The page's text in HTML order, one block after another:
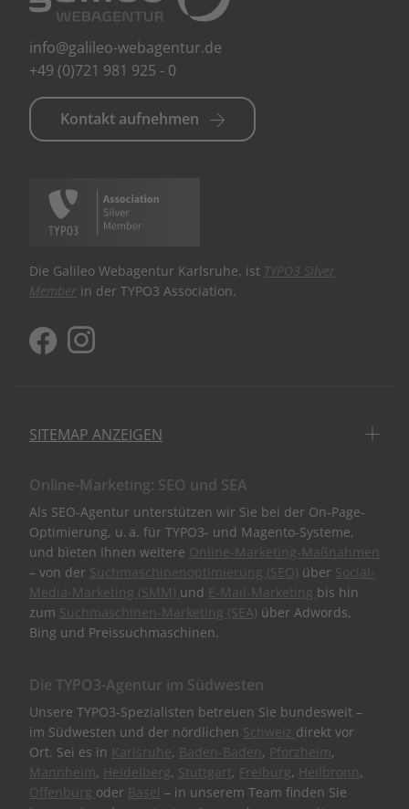
info@galileo-webagentur.de
+49 (0)721 981 925 - 0
Kontakt aufnehmen
Die Galileo Webagentur Karlsruhe, ist TYPO3 Silver
Member in der TYPO3 Association.
SITEMAP ANZEIGEN
Online-Marketing: SEO und SEA
Als SEO-Agentur unterstützen wir Sie bei der On-Page-
Optimierung, u. a. für TYPO3- und Magento-Systeme,
und bieten Ihnen weitere Online-Marketing-Maßnahmen
– von der Suchmaschinenoptimierung (SEO) über Social-
Media-Marketing (SMM) und E-Mail-Marketing bis hin
zum Suchmaschinen-Marketing (SEA) über Adwords,
Bing und Preissuchmaschinen.
Die TYPO3-Agentur im Südwesten
Unsere TYPO3-Spezialisten betreuen Sie bundesweit –
im Südwesten und der nördlichen Schweiz direkt vor
Ort. Sei es in Karlsruhe, Baden-Baden, Pforzheim,
Mannheim, Heidelberg, Stuttgart, Freiburg, Heilbronn,
Offenburg oder Basel – in unserem Team finden Sie